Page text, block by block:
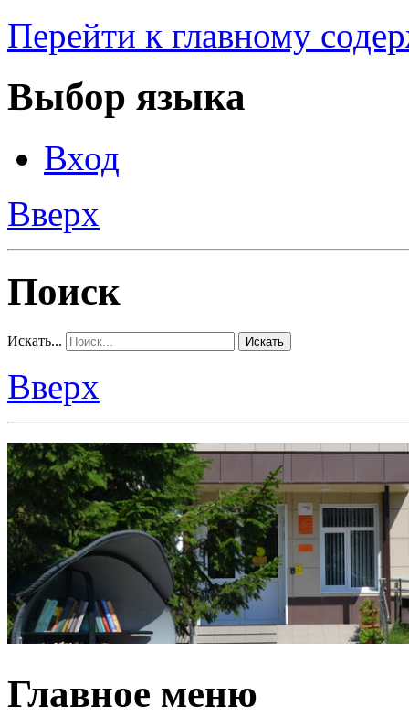
Перейти к главному
Выбор языка
Вход
Вверх
Поиск
Искать... Искать
Вверх
Главное меню